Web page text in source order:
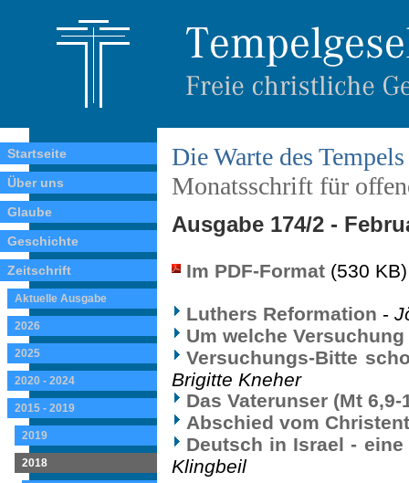
Startseite
Über uns
Glaube
Geschichte
Zeitschrift
Aktuelle Ausgabe
2026
2025
2020 - 2024
2015 - 2019
2019
2018
Die Warte des Tempels
Monatsschrift für
Ausgabe 174/2 -
Im PDF-Format (530 KB)
Luthers Reformation -
Um welche
Versuchungs-Bitte
Brigitte Kneher
Das Vaterunser (Mt 6,9-
Abschied vom
Deutsch in Israel -
Klingbeil